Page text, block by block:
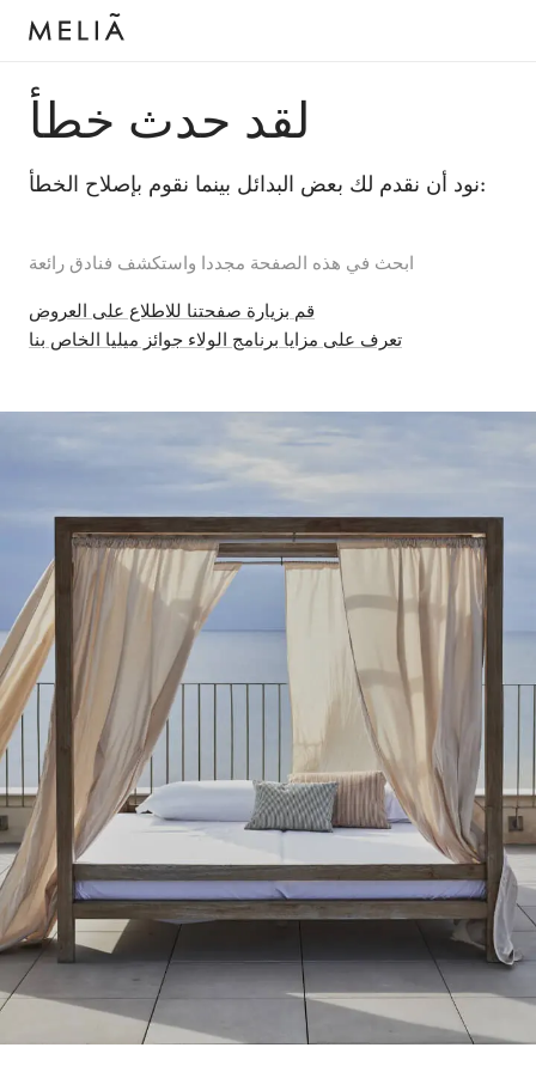
لقد حدث خطأ
نود أن نقدم لك بعض البدائل بينما نقوم بإصلاح الخطأ:
ابحث في هذه الصفحة مجددا واستكشف فنادق رائعة
قم بزيارة صفحتنا للاطلاع على العروض
تعرف على مزايا برنامج الولاء جوائز ميليا الخاص بنا